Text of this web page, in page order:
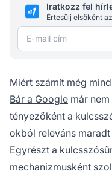
Iratkozz fel
Értesülj elsőként
E-mail cím
Miért számít még
Bár a Google már
tényezőként a
okból releváns
Egyrészt a
mechanizmusként